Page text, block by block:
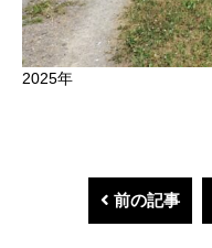
2025年
前の記事